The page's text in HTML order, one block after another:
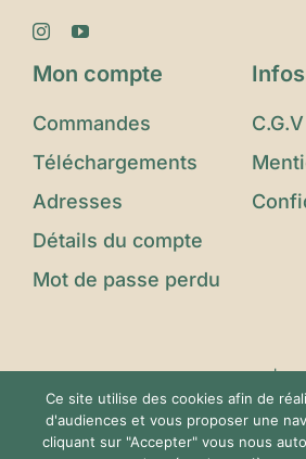
Mon compte
Commandes
Téléchargements
Adresses
Détails du compte
Mot de passe perdu
C.G.V
© Copyright 2023 - 2025 |
Tous Droits Réservés |
Imagin'Up
Ce site utilise des cookies afin de
d'audiences et vous proposer une
cliquant sur "Accepter" vous nous